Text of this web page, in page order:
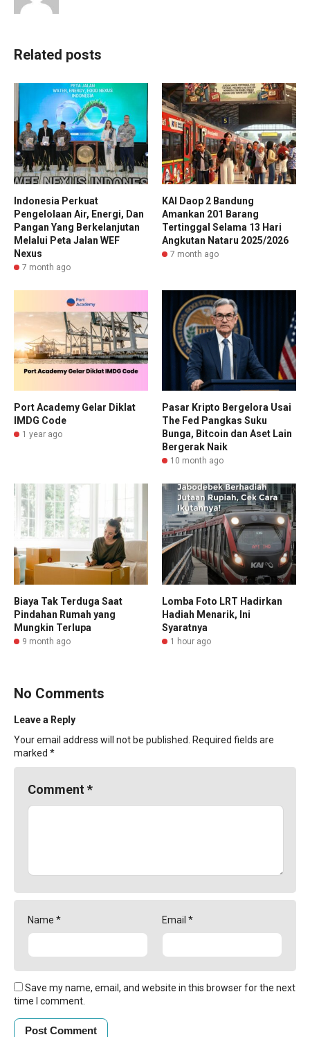
Related posts
Indonesia Perkuat
Pengelolaan Air, Energi, Dan
Pangan Yang Berkelanjutan
Melalui Peta Jalan WEF
Nexus
7 month ago
KAI Daop 2 Bandung
Amankan 201 Barang
Tertinggal Selama 13 Hari
Angkutan Nataru 2025/2026
7 month ago
Port Academy Gelar Diklat
IMDG Code
1 year ago
Pasar Kripto Bergelora Usai
The Fed Pangkas Suku
Bunga, Bitcoin dan Aset Lain
Bergerak Naik
10 month ago
Biaya Tak Terduga Saat
Pindahan Rumah yang
Mungkin Terlupa
9 month ago
Lomba Foto LRT Hadirkan
Hadiah Menarik, Ini
Syaratnya
1 hour ago
No Comments
Leave a Reply
Your email address will not be published. Required fields are
marked *
Comment *
Name * Email *
Save my name, email, and website in this browser for the next
time I comment.